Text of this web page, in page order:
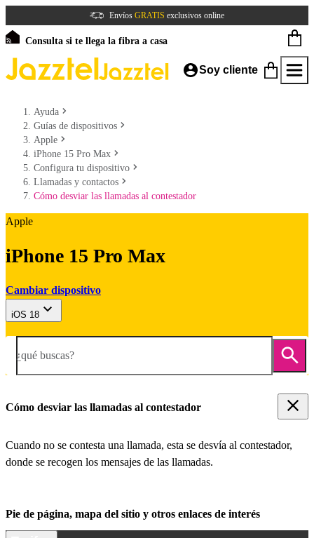
Envíos GRATIS exclusivos online
Consulta si te llega la fibra a casa
Soy cliente
Ayuda
Guías de dispositivos
Apple
iPhone 15 Pro Max
Configura tu dispositivo
Llamadas y contactos
Cómo desviar las llamadas al contestador
Apple
iPhone 15 Pro Max
Cambiar dispositivo
iOS 18
¿qué buscas?
Cómo desviar las llamadas al contestador
Cuando no se contesta una llamada, esta se desvía al contestador,
donde se recogen los mensajes de las llamadas.
Pie de página, mapa del sitio y otros enlaces de interés